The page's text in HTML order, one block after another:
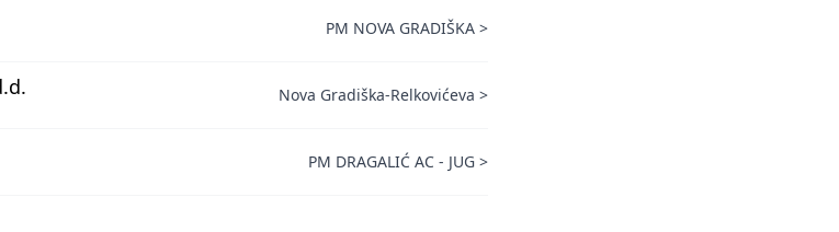
PM NOVA GRADIŠKA >
Nova Gradiška-Relkovićeva >
PM DRAGALIĆ AC - JUG >